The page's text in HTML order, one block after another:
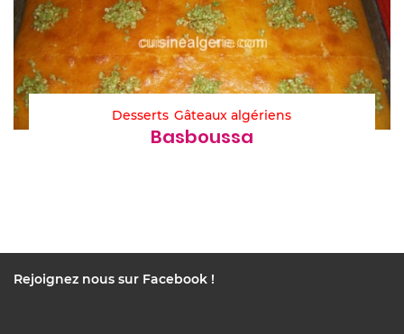
Desserts Gâteaux algériens
Basboussa
Rejoignez nous sur Facebook !